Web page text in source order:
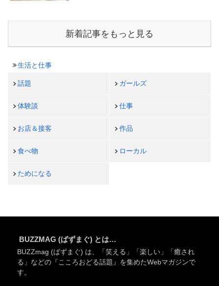
新着記事をもっと見る
生活と仕事
話題 ガールズ
体験談 仕事
お店＆接客 作品
食べ物 ローカル
ためになる
BUZZMAG (ばずまぐ) とは…
BUZZmag (ばずまぐ) は、「笑える」「楽しい」「癒され
る」などの『こころおどる話題』を集めたWebマガジンで
す。